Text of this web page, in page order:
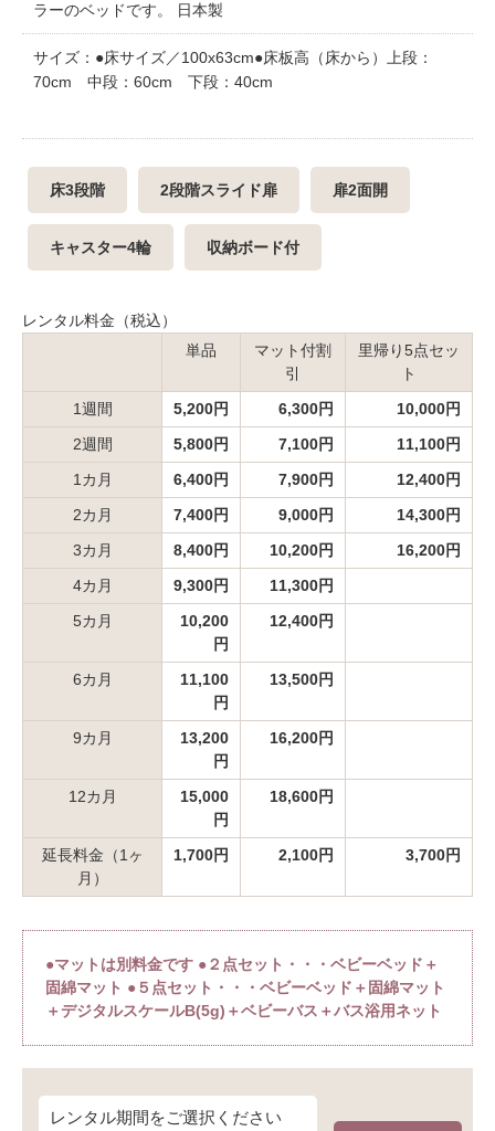
ラーのベッドです。 日本製
サイズ：●床サイズ／100x63cm●床板高（床から）上段：
70cm 中段：60cm 下段：40cm
床3段階 2段階スライド扉 扉2面開
キャスター4輪 収納ボード付
レンタル料金（税込）
単品
マット付割
引
里帰り5点セッ
ト
1週間
5,200円 6,300円
10,000円
2週間
5,800円 7,100円
11,100円
1カ月
6,400円 7,900円
12,400円
2カ月
7,400円 9,000円
14,300円
3カ月
8,400円 10,200円
16,200円
4カ月
9,300円
11,300円
5カ月
10,200
円
12,400円
6カ月
11,100
円
13,500円
9カ月
13,200
円
16,200円
12カ月
15,000
円
18,600円
延長料金（1ヶ
月）
1,700円 2,100円 3,700円
●マットは別料金です ●２点セット・・・ベビーベッド＋
固綿マット ●５点セット・・・ベビーベッド＋固綿マット
＋デジタルスケールB(5g)＋ベビーバス＋バス浴用ネット